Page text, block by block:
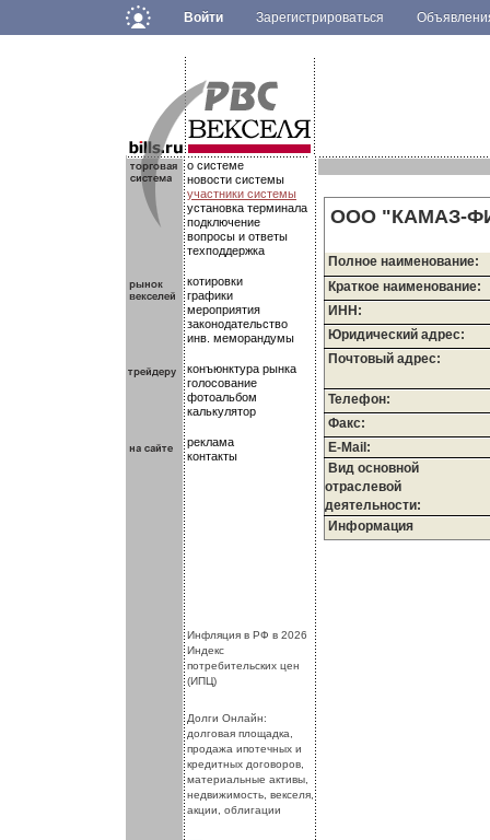
Войти Зарегистрироваться
.
.о системе
новости системы
участники системы
установка терминала
подключение
вопросы и ответы
техподдержка
котировки
графики
мероприятия
законодательство
инв. меморандумы
конъюнктура рынка
голосование
фотоальбом
калькулятор
реклама
контакты
.
ООО "КАМАЗ-
Полное наименование:
Краткое наименование:
ИНН:
Юридический адрес:
Почтовый адрес:
Телефон:
Факс:
E-Mail:
Вид основной
отраслевой
деятельности:
Информация
.Инфляция в РФ в 2026
Индекс
потребительских цен
(ИПЦ)
Долги Онлайн:
долговая площадка,
продажа ипотечных и
кредитных договоров,
материальные активы,
недвижимость, векселя,
акции, облигации
.